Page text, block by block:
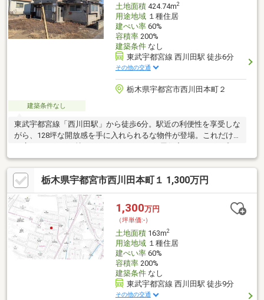
土地面積424.74m2
用途地域１種住居
建ぺい率60%
容積率200%
建築条件なし
東武宇都宮線 西川田駅 徒歩6分
その他の交通
栃木県宇都宮市西川田本町２
建築条件なし
東武宇都宮線「西川田駅」から徒歩6分。駅近の利便性を享受しな
がら、128坪な開放感を手に入れられるな物件が登場。これだけ
イバシーに配慮した二世帯住宅、趣味を愉しむガレージハウス、
あるいは広いお庭での家庭菜園など、多彩なライフスタイルに対
応可能です。建築条件はありません。 すでにお決まりのハウスメ
ーカーや工務店で、こだわりの注文住宅を建てられます。さら
に、解体更地渡しのため、古い建物の解体費用や手間がかから
ず、スムーズに建築工程へ進める点も大きな魅力です。
栃木県宇都宮市西川田本町１ 1,300万円
1,300万円
（坪単価:-）
土地面積163m2
用途地域１種住居
建ぺい率60%
容積率200%
建築条件なし
東武宇都宮線 西川田駅 徒歩9分
その他の交通